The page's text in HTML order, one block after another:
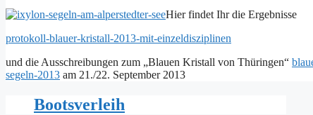
Hier findet Ihr die Ergebnisse
protokoll-blauer-kristall-2013-mit-einzeldisziplinen
und die Ausschreibungen zum „Blauen Kristall von Thüringen“
segeln-2013 am 21./22. September 2013
Bootsverleih